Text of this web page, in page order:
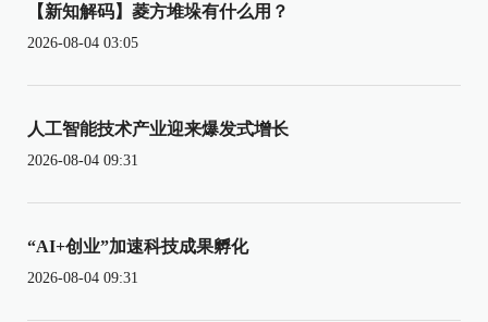
【新知解码】菱方堆垛有什么用？
2026-08-04 03:05
人工智能技术产业迎来爆发式增长
2026-08-04 09:31
“AI+创业”加速科技成果孵化
2026-08-04 09:31